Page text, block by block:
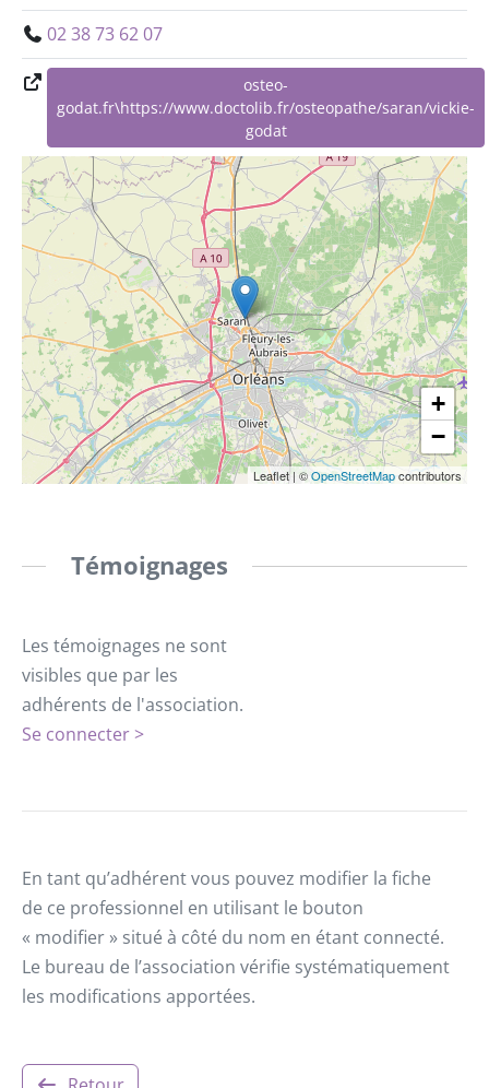
02 38 73 62 07
osteo-
godat.fr\https://www.doctolib.fr/osteopathe/saran/vickie-
godat
+
−
Leaflet | ©OpenStreetMapcontributors
Témoignages
Les témoignages ne sont
visibles que par les
adhérents de l'association.
Se connecter >
En tant qu’adhérent vous pouvez modifier la fiche
de ce professionnel en utilisant le bouton
« modifier » situé à côté du nom en étant connecté.
Le bureau de l’association vérifie systématiquement
les modifications apportées.